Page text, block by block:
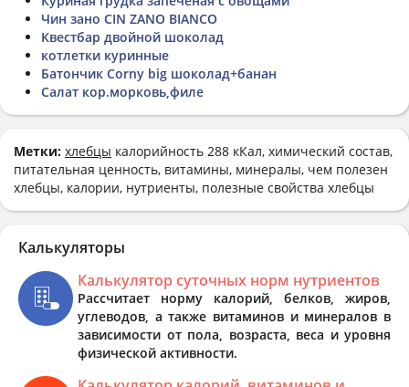
Чин зано CIN ZANO BIANCO
Квестбар двойной шоколад
котлетки куринные
Батончик Corny big шоколад+банан
Салат кор.морковь,филе
Метки: хлебцы калорийность 288 кКал, химический состав,
питательная ценность, витамины, минералы, чем полезен
хлебцы, калории, нутриенты, полезные свойства хлебцы
Калькуляторы
Калькулятор суточных норм нутриентов
Рассчитает норму калорий, белков, жиров,
углеводов, а также витаминов и минералов в
зависимости от пола, возраста, веса и уровня
физической активности.